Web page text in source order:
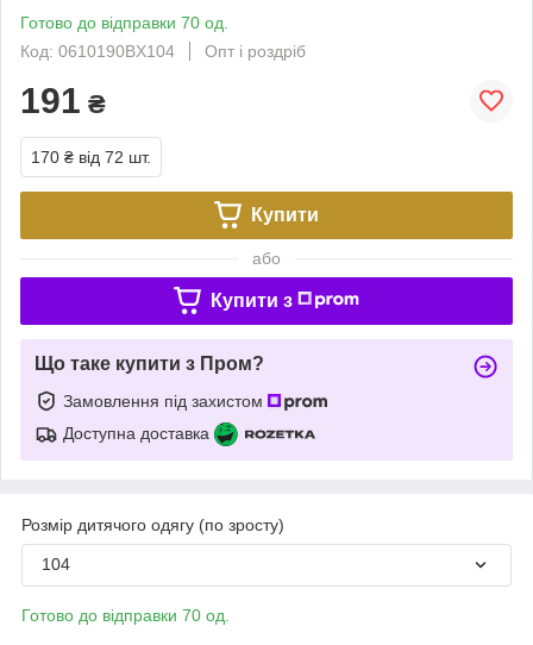
Готово до відправки 70 од.
Код: 0610190BX104
Опт і роздріб
191 ₴
170 ₴ від 72 шт.
Купити
або
Купити з
Що таке купити з Пром?
Замовлення під захистом
Доступна доставка
Розмір дитячого одягу (по зросту)
104
Готово до відправки 70 од.